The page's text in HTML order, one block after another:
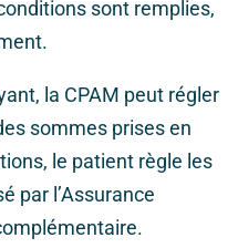
sont remplies,
la CPAM peut régler
sommes prises en
le patient règle les
par l’Assurance